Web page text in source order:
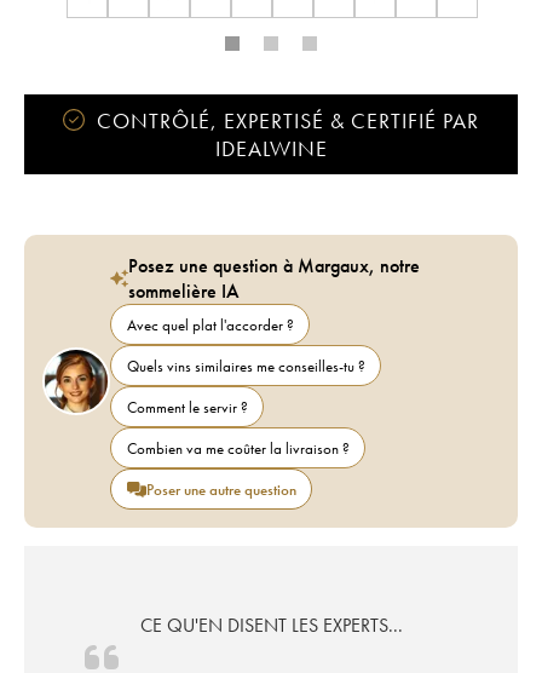
CONTRÔLÉ, EXPERTISÉ & CERTIFIÉ PAR
IDEALWINE
Posez une question à Margaux, notre
sommelière IA
Avec quel plat l'accorder ?
Quels vins similaires me conseilles-tu ?
Comment le servir ?
Combien va me coûter la livraison ?
Poser une autre question
CE QU'EN DISENT LES EXPERTS...